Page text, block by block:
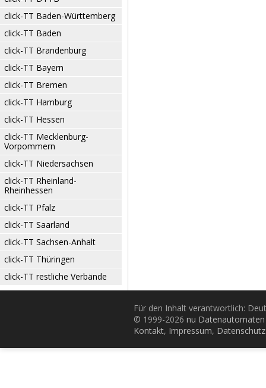
click-TT Baden-Württemberg
click-TT Baden
click-TT Brandenburg
click-TT Bayern
click-TT Bremen
click-TT Hamburg
click-TT Hessen
click-TT Mecklenburg-
Vorpommern
click-TT Niedersachsen
click-TT Rheinland-
Rheinhessen
click-TT Pfalz
click-TT Saarland
click-TT Sachsen-Anhalt
click-TT Thüringen
click-TT restliche Verbände
Für den Inhalt verantwortlich:
© 1999-2026 nu
Kontakt, Impressum, Datenschutz